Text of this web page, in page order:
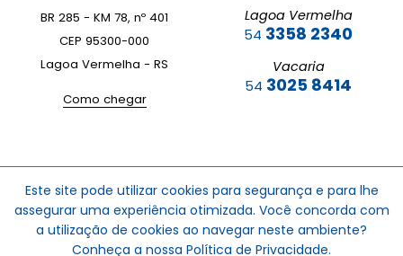
BR 285 - KM 78, nº 401
CEP 95300-000
Lagoa Vermelha - RS
Como chegar
Lagoa Vermelha
54 3358 2340
Vacaria
54 3025 8414
© 2023Dallatur Agência de Viagem
Este site pode utilizar cookies para segurança e para lhe
assegurar uma experiência otimizada. Você concorda com
a utilização de cookies ao navegar neste ambiente?
Conheça a nossa Política de Privacidade.